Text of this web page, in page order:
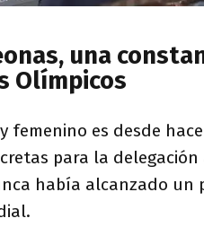
una
Olímpicos
femenino es desde
para la
había alcanzado un